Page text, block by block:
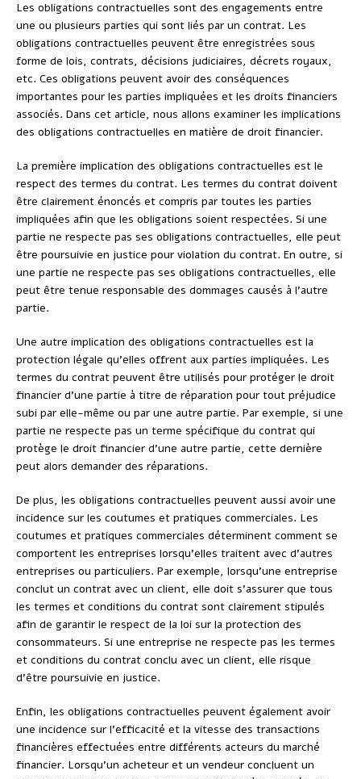
Les obligations contractuelles sont des engagements entre
une ou plusieurs parties qui sont liés par un contrat. Les
obligations contractuelles peuvent être enregistrées sous
forme de lois, contrats, décisions judiciaires, décrets royaux,
etc. Ces obligations peuvent avoir des conséquences
importantes pour les parties impliquées et les droits financiers
associés. Dans cet article, nous allons examiner les implications
des obligations contractuelles en matière de droit financier.
La première implication des obligations contractuelles est le
respect des termes du contrat. Les termes du contrat doivent
être clairement énoncés et compris par toutes les parties
impliquées afin que les obligations soient respectées. Si une
partie ne respecte pas ses obligations contractuelles, elle peut
être poursuivie en justice pour violation du contrat. En outre, si
une partie ne respecte pas ses obligations contractuelles, elle
peut être tenue responsable des dommages causés à l’autre
partie.
Une autre implication des obligations contractuelles est la
protection légale qu’elles offrent aux parties impliquées. Les
termes du contrat peuvent être utilisés pour protéger le droit
financier d’une partie à titre de réparation pour tout préjudice
subi par elle-même ou par une autre partie. Par exemple, si une
partie ne respecte pas un terme spécifique du contrat qui
protège le droit financier d’une autre partie, cette dernière
peut alors demander des réparations.
De plus, les obligations contractuelles peuvent aussi avoir une
incidence sur les coutumes et pratiques commerciales. Les
coutumes et pratiques commerciales déterminent comment se
comportent les entreprises lorsqu’elles traitent avec d’autres
entreprises ou particuliers. Par exemple, lorsqu’une entreprise
conclut un contrat avec un client, elle doit s’assurer que tous
les termes et conditions du contrat sont clairement stipulés
afin de garantir le respect de la loi sur la protection des
consommateurs. Si une entreprise ne respecte pas les termes
et conditions du contrat conclu avec un client, elle risque
d’être poursuivie en justice.
Enfin, les obligations contractuelles peuvent également avoir
une incidence sur l’efficacité et la vitesse des transactions
financières effectuées entre différents acteurs du marché
financier. Lorsqu’un acheteur et un vendeur concluent un